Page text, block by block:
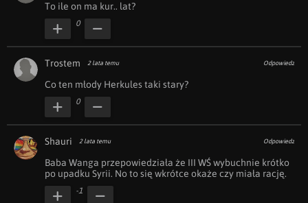
To ile on ma kur.. lat?
0
Trostem 2 lata temu Odpowiedz
Co ten młody Herkules taki stary?
0
Shauri 2 lata temu Odpowiedz
Baba Wanga przepowiedziała że III WŚ wybuchnie krótko
po upadku Syrii. No to się wkrótce okaże czy miała rację.
-1